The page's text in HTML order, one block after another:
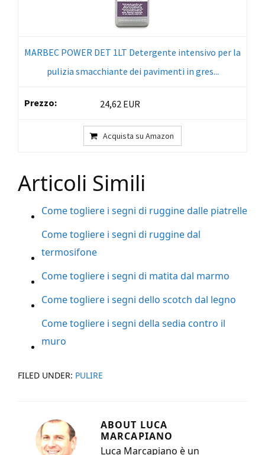
MARBEC POWER DET 1LT Detergente intensivo per la
pulizia smacchiante dei pavimenti in gres...
24,62 EUR
Acquista su Amazon
Articoli Simili
Come togliere i segni di ruggine dalle piatrelle
Come togliere i segni di ruggine dal
termosifone
Come togliere i segni di matita dal marmo
Come togliere i segni dello scotch dal legno
Come togliere i segni della sedia contro il
muro
FILED UNDER: PULIRE
ABOUT LUCA
MARCAPIANO
Luca Marcapiano è un